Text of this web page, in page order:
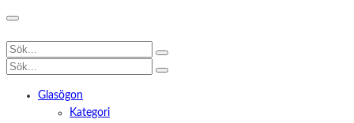
Glasögon
Kategori